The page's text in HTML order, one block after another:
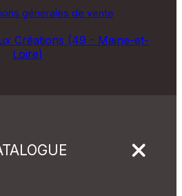
générales de vente
Créations (49 - Maine-et-
Loire)